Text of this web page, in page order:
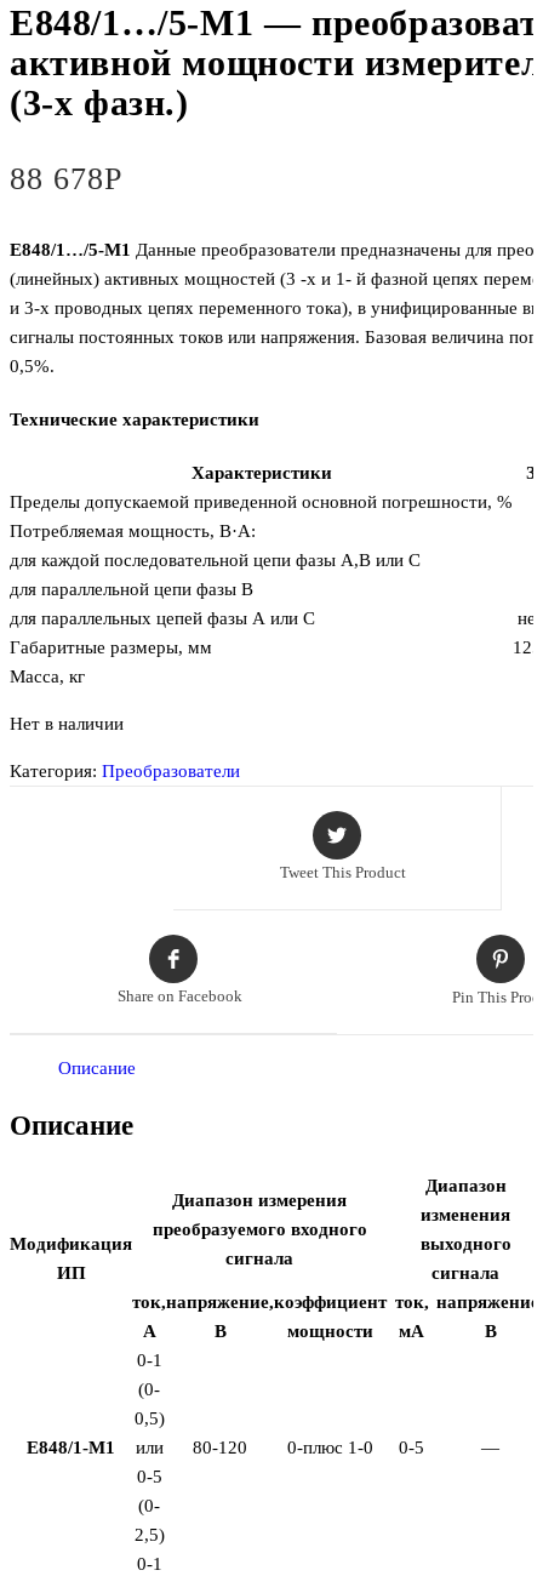
Е848/1…/5-М1 —
активной мощности
(3-х фазн.)
88 678Р
Е848/1…/5-М1 Данные преобразователи предназначены для
(линейных) активных мощностей (3 -х и 1- й фазной цепях
и 3-х проводных цепях переменного тока), в унифицированные
сигналы постоянных токов или напряжения. Базовая величина
0,5%.
Технические характеристики
Характеристики
Пределы допускаемой приведенной основной погрешности, %
Потребляемая мощность, В·А:
для каждой последовательной цепи фазы А,В или С
для параллельной цепи фазы В
для параллельных цепей фазы А или С
не
Габаритные размеры, мм
Масса, кг
Нет в наличии
Категория: Преобразователи
Tweet This Product
Share on Facebook Pin This
Описание
Описание
Модификация
ИП
Диапазон измерения
преобразуемого входного
сигнала
Диапазон
изменения
выходного
сигнала
ток,
А
напряжение,
В
коэффициент
мощности
ток,
мА
напряжение,
В
Е848/1-М1
0-1
(0-
0,5)
или
0-5
(0-
2,5)
80-120 0-плюс 1-0 0-5 —
0-1